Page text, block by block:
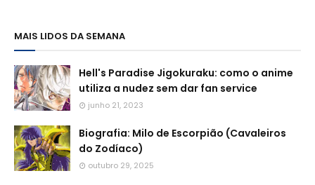
MAIS LIDOS DA SEMANA
Hell's Paradise Jigokuraku: como o anime
utiliza a nudez sem dar fan service
junho 21, 2023
Biografia: Milo de Escorpião (Cavaleiros
do Zodíaco)
outubro 29, 2025